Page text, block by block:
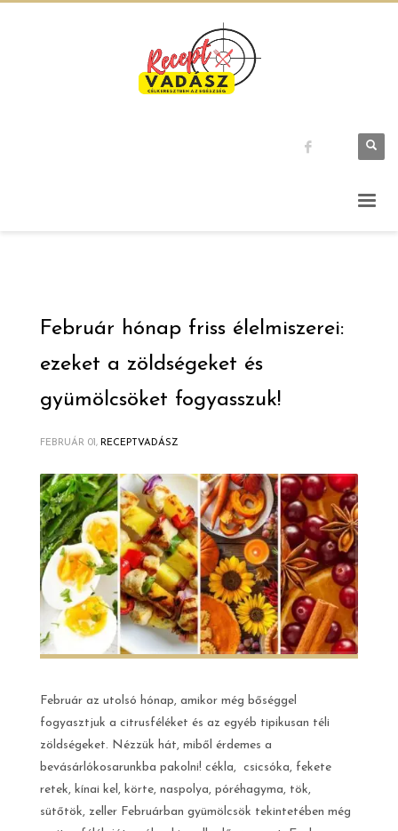
Február hónap friss élelmiszerei:
ezeket a zöldségeket és
gyümölcsöket fogyasszuk!
FEBRUÁR 01, RECEPTVADÁSZ
Február az utolsó hónap, amikor még bőséggel
fogyasztjuk a citrusféléket és az egyéb tipikusan téli
zöldségeket. Nézzük hát, miből érdemes a
bevásárlókosarunkba pakolni! cékla, csicsóka, fekete
retek, kínai kel, körte, naspolya, póréhagyma, tök,
sütőtök, zeller Februárban gyümölcsök tekintetében még